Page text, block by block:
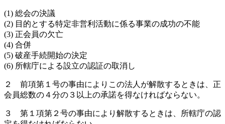
(1) 総会の決議
(2) 目的とする特定非営利活動に係る事業の成功の不能
(3) 正会員の欠亡
(4) 合併
(5) 破産手続開始の決定
(6) 所轄庁による設立の認証の取消し
２ 前項第１号の事由によりこの法人が解散するときは、正
会員総数の４分の３以上の承諾を得なければならない。
３ 第１項第２号の事由により解散するときは、所轄庁の認